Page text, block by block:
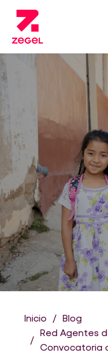
Inicio
Blog
Red Agentes
Convocatoria